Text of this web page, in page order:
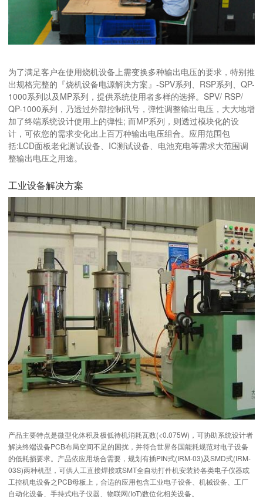
为了满足客户在使用烧机设备上需变换多种输出电压的要求，特别推
出规格完整的『烧机设备电源解决方案』-SPV系列、RSP系列、QP-
1000系列以及MP系列，提供系统使用者多样的选择。SPV/ RSP/
QP-1000系列，乃透过外部控制讯号，弹性调整输出电压，大大地增
加了终端系统设计使用上的弹性; 而MP系列，则透过模块化的设
计，可依您的需求变化出上百万种输出电压组合。应用范围包
括:LCD面板老化测试设备、IC测试设备、电池充电等需求大范围调
整输出电压之用途。
工业设备解决方案
产品主要特点是微型化体积及极低待机消耗瓦数(<0.075W)，可协助系统设计者
解决终端设备PCB布局空间不足的困扰，并符合世界各国能耗规范对电子设备
的低耗损要求。产品依应用场合需要，规划有插PIN式(IRM-03)及SMD式(IRM-
03S)两种机型，可供人工直接焊接或SMT全自动打件机安装於各类电子仪器或
工控机电设备之PCB母板上，合适的应用包含工业电子设备、机械设备、工厂
自动化设备、手持式电子仪器、物联网(IoT)数位化相关设备。